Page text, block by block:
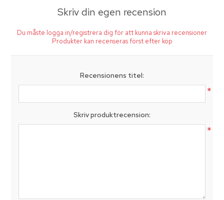
Skriv din egen recension
Du måste logga in/registrera dig för att kunna skriva recensioner
Produkter kan recenseras först efter köp
Recensionens titel:
*
Skriv produktrecension:
*